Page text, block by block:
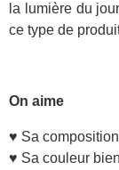
la lumière du
ce type de
On aime
♥ Sa
♥ Sa couleur